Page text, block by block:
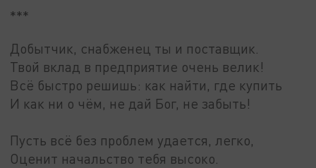
***
Добытчик, снабженец ты и поставщик.
Твой вклад в предприятие очень велик!
Всё быстро решишь: как найти, где купить
И как ни о чём, не дай Бог, не забыть!
Пусть всё без проблем удается, легко,
Оценит начальство тебя высоко.